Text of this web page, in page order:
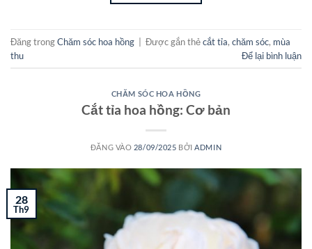
Đăng trongChăm sóc hoa hồng Được gắn thẻcắt tỉa, chăm sóc, mùa
thu
Để lại bình luận
CHĂM SÓC HOA HỒNG
Cắt tỉa hoa hồng: Cơ bản
ĐĂNG VÀO 28/09/2025 BỞIADMIN
28
Th9